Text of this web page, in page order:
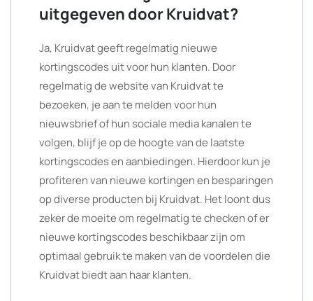
uitgegeven door Kruidvat?
Ja, Kruidvat geeft regelmatig nieuwe
kortingscodes uit voor hun klanten. Door
regelmatig de website van Kruidvat te
bezoeken, je aan te melden voor hun
nieuwsbrief of hun sociale media kanalen te
volgen, blijf je op de hoogte van de laatste
kortingscodes en aanbiedingen. Hierdoor kun je
profiteren van nieuwe kortingen en besparingen
op diverse producten bij Kruidvat. Het loont dus
zeker de moeite om regelmatig te checken of er
nieuwe kortingscodes beschikbaar zijn om
optimaal gebruik te maken van de voordelen die
Kruidvat biedt aan haar klanten.